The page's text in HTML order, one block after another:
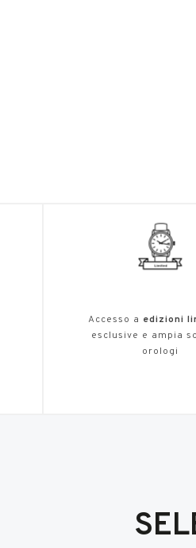
Accesso a edizioni
esclusive e ampia
orologi